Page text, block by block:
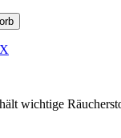
wichtige